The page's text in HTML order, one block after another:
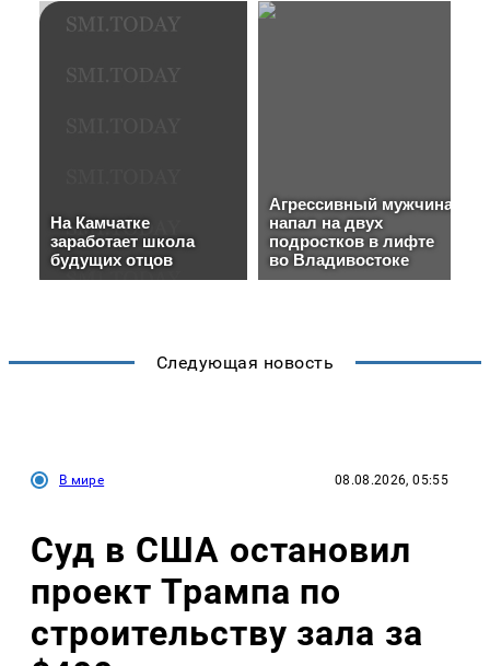
Следующая новость
В мире 08.08.2026, 05:55
Суд в США остановил
проект Трампа по
строительству зала за